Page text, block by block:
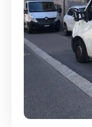
Full-